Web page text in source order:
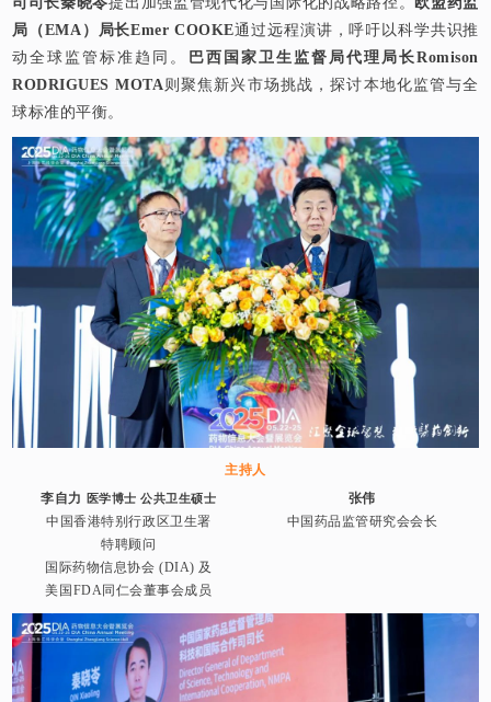
局（EMA）局长Emer COOKE通过远程演讲，呼吁以科学共识推
动全球监管标准趋同。
巴西国家卫生监督局代理局长Romison
RODRIGUES MOTA 则聚焦新兴市场挑战，探讨本地化监管与全
球标准的平衡。
主持人
李自力
医学博士 公共卫生硕士
中国香港特别行政区卫生署
特聘顾问
国际药物信息协会 (DIA) 及
美国FDA同仁会董事会成员
张伟
中国药品监管研究会会长